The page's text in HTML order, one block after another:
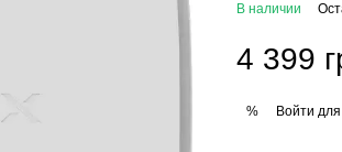
В наличии
4 399
% Войти